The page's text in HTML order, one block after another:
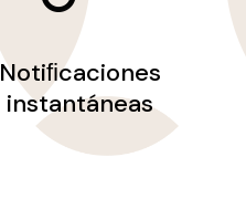
Notiﬁcaciones
instantáneas